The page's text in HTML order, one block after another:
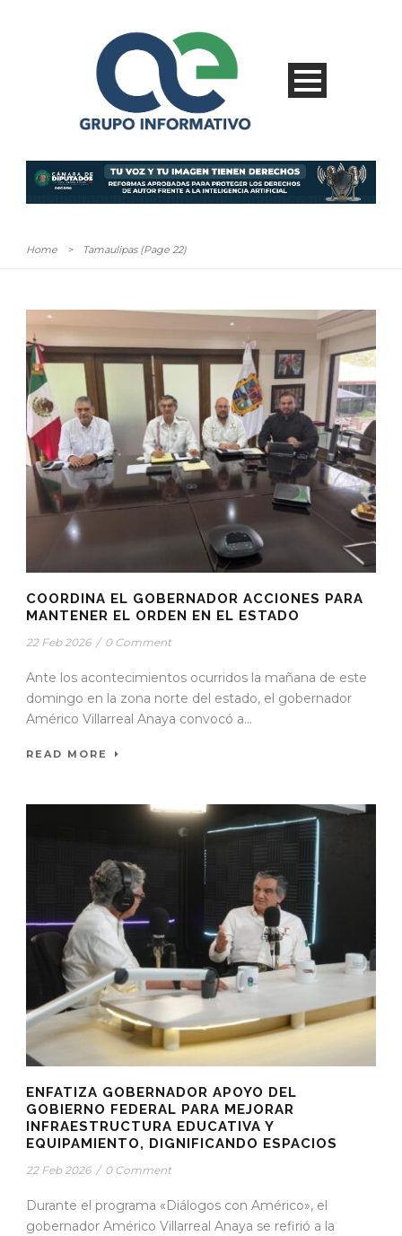
Home > Tamaulipas(Page 22)
COORDINA EL GOBERNADOR ACCIONES PARA
MANTENER EL ORDEN EN EL ESTADO
22 Feb 2026 / 0 Comment
Ante los acontecimientos ocurridos la mañana de este
domingo en la zona norte del estado, el gobernador
Américo Villarreal Anaya convocó a...
READ MORE
ENFATIZA GOBERNADOR APOYO DEL
GOBIERNO FEDERAL PARA MEJORAR
INFRAESTRUCTURA EDUCATIVA Y
EQUIPAMIENTO, DIGNIFICANDO ESPACIOS
22 Feb 2026 / 0 Comment
Durante el programa «Diálogos con Américo», el
gobernador Américo Villarreal Anaya se refirió a la